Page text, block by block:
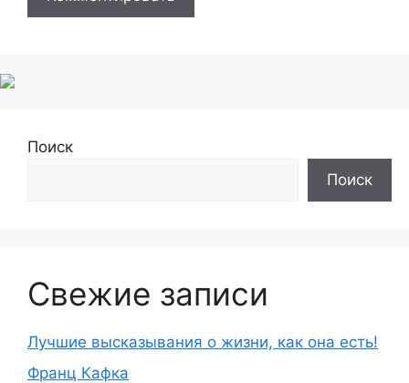
Поиск
Поиск
Свежие записи
Лучшие высказывания о жизни, как она есть!
Франц Кафка